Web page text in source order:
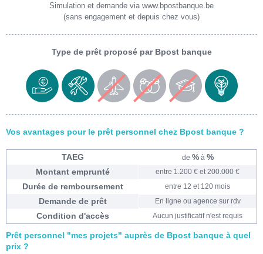
Simulation et demande via www.bpostbanque.be
(sans engagement et depuis chez vous)
Type de prêt proposé par Bpost banque
Vos avantages pour le prêt personnel chez Bpost banque ?
TAEG de %à %
Montant emprunté
entre 1.200 € et 200.000 €
Durée de remboursement entre 12 et 120 mois
Demande de prêt En ligne ou agence sur rdv
Condition d'accès Aucun justificatif n'est requis
Prêt personnel "mes projets" auprès de Bpost banque à quel
prix ?